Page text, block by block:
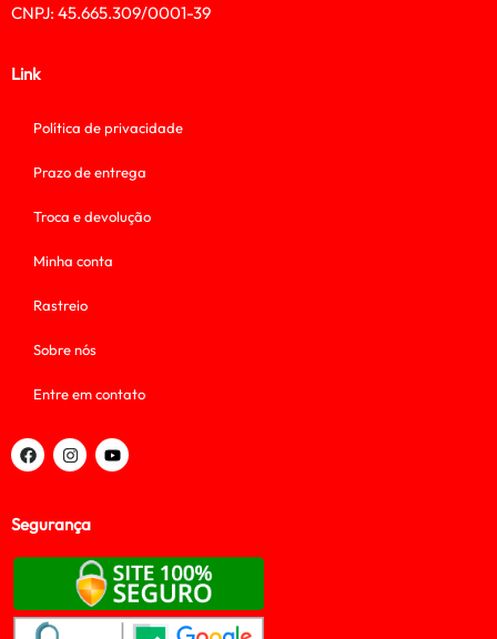
CNPJ: 45.665.309/0001-39
Link
Política de privacidade
Prazo de entrega
Troca e devolução
Minha conta
Rastreio
Sobre nós
Entre em contato
Segurança